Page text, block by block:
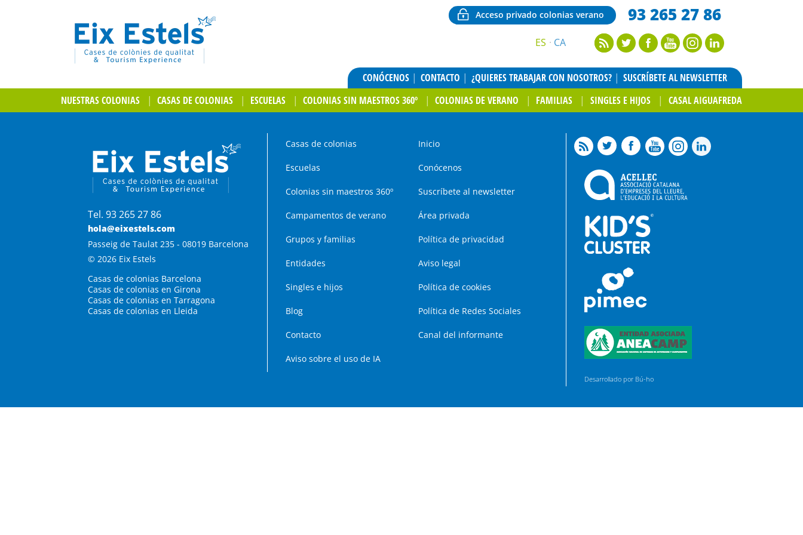
Acceso privado colonias verano 93 265 27 86
ES CA
CONÓCENOS CONTACTO ¿QUIERES TRABAJAR CON NOSOTROS?
SUSCRÍBETE AL NEWSLETTER
NUESTRAS COLONIAS
CASAS DE COLONIAS ESCUELAS COLONIAS SIN MAESTROS 360º COLONIAS DE VERANO FAMILIAS SINGLES E HIJOS CASAL AIGUAFREDA
Tel. 93 265 27 86
hola@eixestels.com
Passeig de Taulat 235 - 08019 Barcelona
© 2026 Eix Estels
Casas de colonias Barcelona
Casas de colonias en Girona
Casas de colonias en Tarragona
Casas de colonias en Lleida
Casas de colonias Inicio
Escuelas Conócenos
Colonias sin maestros 360º Suscríbete al newsletter
Campamentos de verano Área privada
Grupos y familias Política de privacidad
Entidades Aviso legal
Singles e hijos Política de cookies
Blog Política de Redes Sociales
Contacto Canal del informante
Aviso sobre el uso de IA
Desarrollado por Bú-ho